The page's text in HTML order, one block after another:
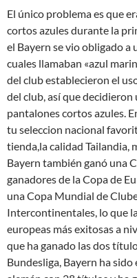
El único problema es que
cortos azules durante la
el Bayern se vio obligado a
cuales llamaban «azul
del club establecieron el
del club, así que
pantalones cortos azules.
tu seleccion nacional
tienda,la calidad Tailandia,
Bayern también ganó una
ganadores de la Copa de
una Copa Mundial de
Intercontinentales, lo que
europeas más exitosas a
que ha ganado las dos
Bundesliga, Bayern ha